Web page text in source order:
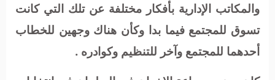
والمكاتب الإدارية بأفكار مختلفة عن تلك التي كانت
تسوق للمجتمع فيما بدا وكأن هناك وجهين للخطاب
أحدهما للمجتمع وآخر للتنظيم وكوادره .